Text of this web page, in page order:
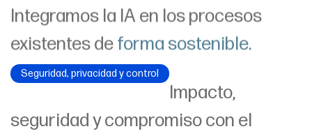
Integramos la IA en los procesos
existentes deforma sostenible.
Seguridad, privacidad y control
Impacto,
seguridad y compromiso con el